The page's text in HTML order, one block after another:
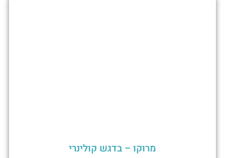
מרוקו – בדגש קולינרי